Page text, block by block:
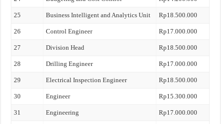
25 Business Intelligent and Analytics Unit Rp18.500.000
26 Control Engineer Rp17.000.000
27 Division Head Rp18.500.000
28 Drilling Engineer Rp17.000.000
29 Electrical Inspection Engineer Rp18.500.000
30 Engineer Rp15.300.000
31 Engineering Rp17.000.000